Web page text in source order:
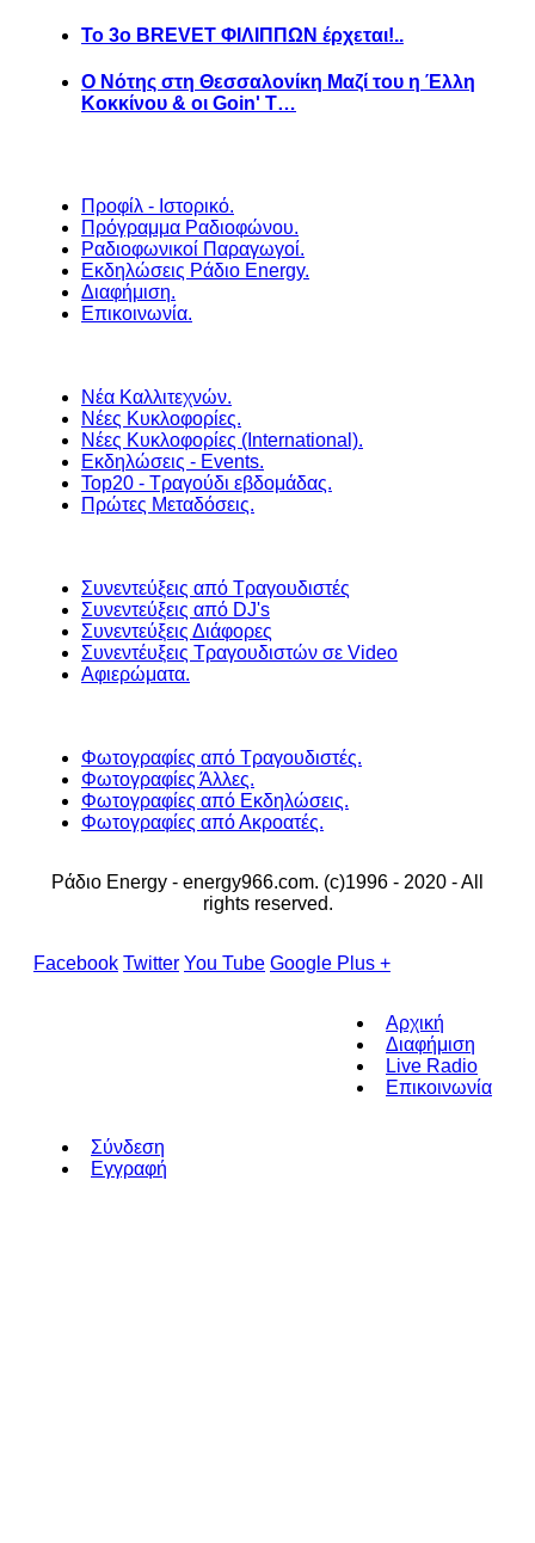
Το 3ο BREVET ΦΙΛΙΠΠΩΝ έρχεται!..
Ο Νότης στη Θεσσαλονίκη Μαζί του η Έλλη
Κοκκίνου & οι Goin' T…
Προφίλ - Ιστορικό.
Πρόγραμμα Ραδιοφώνου.
Ραδιοφωνικοί Παραγωγοί.
Εκδηλώσεις Ράδιο Energy.
Διαφήμιση.
Επικοινωνία.
Νέα Καλλιτεχνών.
Νέες Κυκλοφορίες.
Νέες Κυκλοφορίες (International).
Εκδηλώσεις - Events.
Top20 - Τραγούδι εβδομάδας.
Πρώτες Μεταδόσεις.
Συνεντεύξεις από Τραγουδιστές
Συνεντεύξεις από DJ's
Συνεντεύξεις Διάφορες
Συνεντέυξεις Τραγουδιστών σε Video
Αφιερώματα.
Φωτογραφίες από Τραγουδιστές.
Φωτογραφίες Άλλες.
Φωτογραφίες από Εκδηλώσεις.
Φωτογραφίες από Ακροατές.
Ράδιο Energy - energy966.com. (c)1996 - 2020 - All
rights reserved.
Facebook Twitter You Tube Google Plus +
Αρχική
Διαφήμιση
Live Radio
Επικοινωνία
Σύνδεση
Εγγραφή